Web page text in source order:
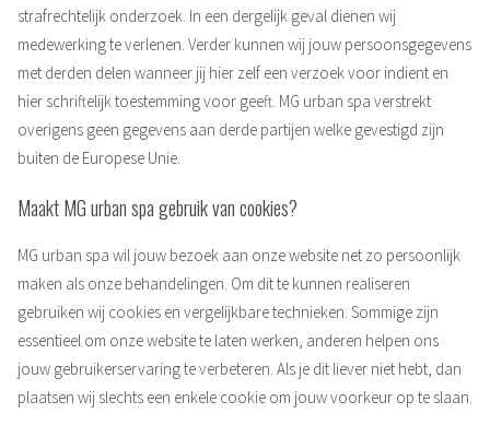
strafrechtelijk onderzoek. In een dergelijk geval dienen wij
medewerking te verlenen. Verder kunnen wij jouw persoonsgegevens
met derden delen wanneer jij hier zelf een verzoek voor indient en
hier schriftelijk toestemming voor geeft. MG urban spa verstrekt
overigens geen gegevens aan derde partijen welke gevestigd zijn
buiten de Europese Unie.
Maakt MG urban spa gebruik van cookies?
MG urban spa wil jouw bezoek aan onze website net zo persoonlijk
maken als onze behandelingen. Om dit te kunnen realiseren
gebruiken wij cookies en vergelijkbare technieken. Sommige zijn
essentieel om onze website te laten werken, anderen helpen ons
jouw gebruikerservaring te verbeteren. Als je dit liever niet hebt, dan
plaatsen wij slechts een enkele cookie om jouw voorkeur op te slaan.